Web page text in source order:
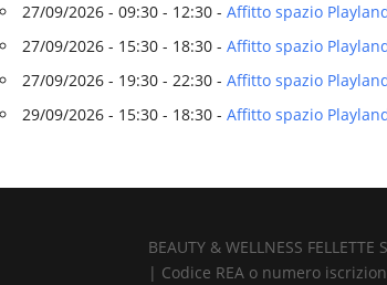
27/09/2026 - 09:30 - 12:30 - Affitto spazio
27/09/2026 - 15:30 - 18:30 - Affitto spazio
27/09/2026 - 19:30 - 22:30 - Affitto spazio
29/09/2026 - 15:30 - 18:30 - Affitto spazio
BEAUTY & WELLNESS
| Codice REA o numero